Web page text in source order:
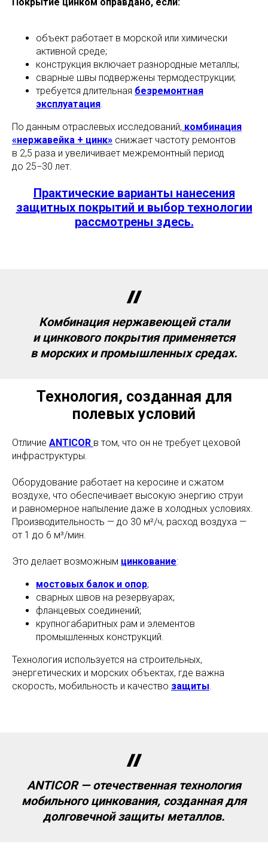
объект работает в морской или химически
активной среде;
конструкция включает разнородные металлы;
сварные швы подвержены термодеструкции;
требуется длительная безремонтная
эксплуатация
По данным отраслевых исследований, комбинация
«нержавейка + цинк» снижает частоту ремонтов
в 2,5 раза и увеличивает межремонтный период
до 25−30 лет.
Практические варианты нанесения
защитных покрытий и выбор технологии
рассмотрены здесь.
Комбинация нержавеющей стали
и цинкового покрытия применяется
в морских и промышленных средах.
Технология, созданная для
полевых условий
Отличие ANTICOR в том, что он не требует цеховой
инфраструктуры.
Оборудование работает на керосине и сжатом
воздухе, что обеспечивает высокую энергию струи
и равномерное напыление даже в холодных условиях.
Производительность — до 30 м²/ч, расход воздуха —
от 1 до 6 м³/мин.
Это делает возможным цинкование:
мостовых балок и опор;
сварных швов на резервуарах;
фланцевых соединений;
крупногабаритных рам и элементов
промышленных конструкций.
Технология используется на строительных,
энергетических и морских объектах, где важна
скорость, мобильность и качество защиты
ANTICOR — отечественная технология
мобильного цинкования, созданная для
долговечной защиты металлов.